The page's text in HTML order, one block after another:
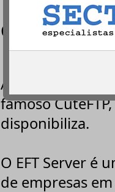
Globalscape
A Globalscape
famoso
disponibiliza.
O EFT Server é
de empresas